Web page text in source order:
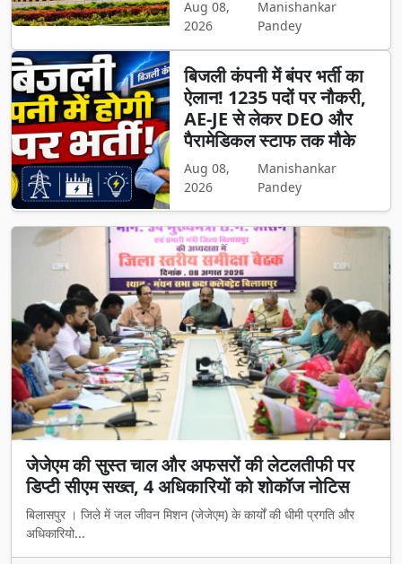
Aug 08,
2026
Manishankar
Pandey
बिजली कंपनी में बंपर भर्ती का
ऐलान! 1235 पदों पर नौकरी,
AE-JE से लेकर DEO और
पैरामेडिकल स्टाफ तक मौके
Aug 08,
2026
Manishankar
Pandey
जेजेएम की सुस्त चाल और अफसरों की लेटलतीफी पर
डिप्टी सीएम सख्त, 4 अधिकारियों को शोकॉज नोटिस
बिलासपुर । जिले में जल जीवन मिशन (जेजेएम) के कार्यों की धीमी प्रगति और
अधिकारियो...